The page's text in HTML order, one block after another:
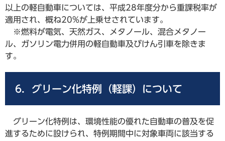
以上の軽自動車については、平成28年度分から重課税率が
適用され、概ね20%が上乗せされています。
※燃料が電気、天然ガス、メタノール、混合メタノー
ル、ガソリン電力併用の軽自動車及びけん引車を除きま
す。
6．グリーン化特例（軽課）について
グリーン化特例は、環境性能の優れた自動車の普及を促
進するために設けられ、特例期間中に対象車両に該当する